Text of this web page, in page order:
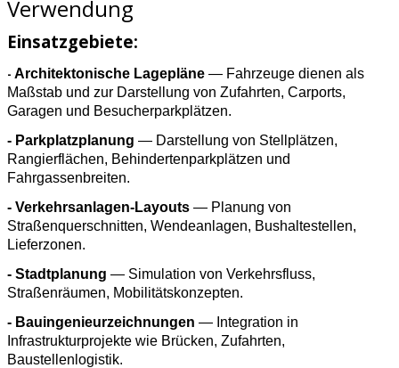
Verwendung
Einsatzgebiete:
- Architektonische Lagepläne — Fahrzeuge dienen als
Maßstab und zur Darstellung von Zufahrten, Carports,
Garagen und Besucherparkplätzen.
- Parkplatzplanung — Darstellung von Stellplätzen,
Rangierflächen, Behindertenparkplätzen und
Fahrgassenbreiten.
- Verkehrsanlagen-Layouts — Planung von
Straßenquerschnitten, Wendeanlagen, Bushaltestellen,
Lieferzonen.
- Stadtplanung — Simulation von Verkehrsfluss,
Straßenräumen, Mobilitätskonzepten.
- Bauingenieurzeichnungen — Integration in
Infrastrukturprojekte wie Brücken, Zufahrten,
Baustellenlogistik.